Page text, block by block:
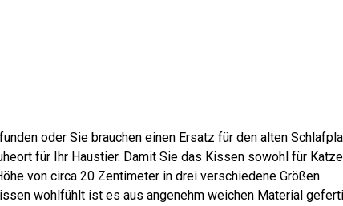
oder Sie brauchen einen Ersatz für den alten
für Ihr Haustier. Damit Sie das Kissen sowohl für
von circa 20 Zentimeter in drei verschiedene Größen.
wohlfühlt ist es aus angenehm weichen Material